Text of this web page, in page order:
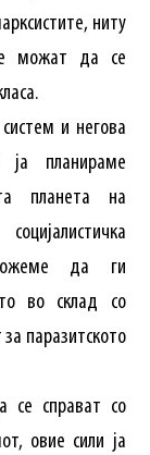
ниту
можат да се
и негова
планираме
планета на
да ги
во склад со
паразитското
се справат со
овие сили ја